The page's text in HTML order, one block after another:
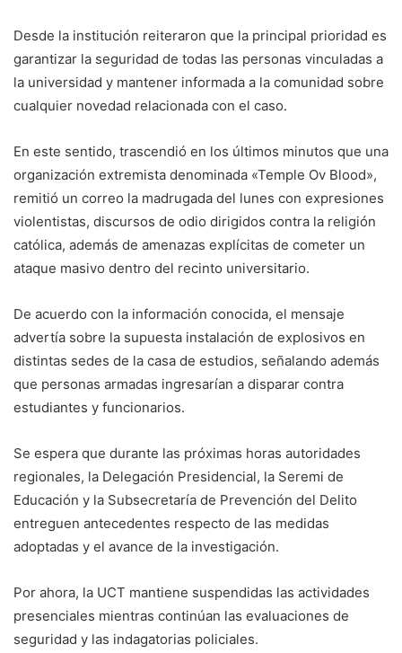
Desde la institución reiteraron que la principal prioridad es
garantizar la seguridad de todas las personas vinculadas a
la universidad y mantener informada a la comunidad sobre
cualquier novedad relacionada con el caso.
En este sentido, trascendió en los últimos minutos que una
organización extremista denominada «Temple Ov Blood»,
remitió un correo la madrugada del lunes con expresiones
violentistas, discursos de odio dirigidos contra la religión
católica, además de amenazas explícitas de cometer un
ataque masivo dentro del recinto universitario.
De acuerdo con la información conocida, el mensaje
advertía sobre la supuesta instalación de explosivos en
distintas sedes de la casa de estudios, señalando además
que personas armadas ingresarían a disparar contra
estudiantes y funcionarios.
Se espera que durante las próximas horas autoridades
regionales, la Delegación Presidencial, la Seremi de
Educación y la Subsecretaría de Prevención del Delito
entreguen antecedentes respecto de las medidas
adoptadas y el avance de la investigación.
Por ahora, la UCT mantiene suspendidas las actividades
presenciales mientras continúan las evaluaciones de
seguridad y las indagatorias policiales.